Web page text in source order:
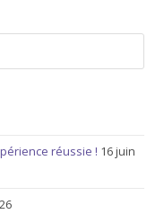
réussie ! 16 juin